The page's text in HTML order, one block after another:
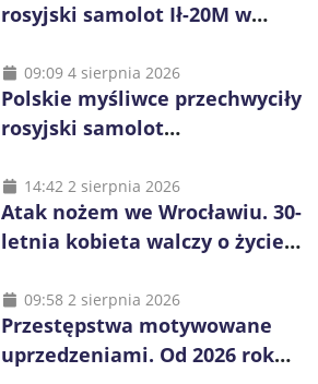
rosyjski samolot Ił-20M w
09:09 4 sierpnia 2026
Polskie myśliwce przechwyciły
rosyjski samolot
14:42 2 sierpnia 2026
Atak nożem we Wrocławiu. 30-
letnia kobieta walczy o życie,
obywatela Ukrainy
09:58 2 sierpnia 2026
Przestępstwa motywowane
uprzedzeniami. Od 2026 roku